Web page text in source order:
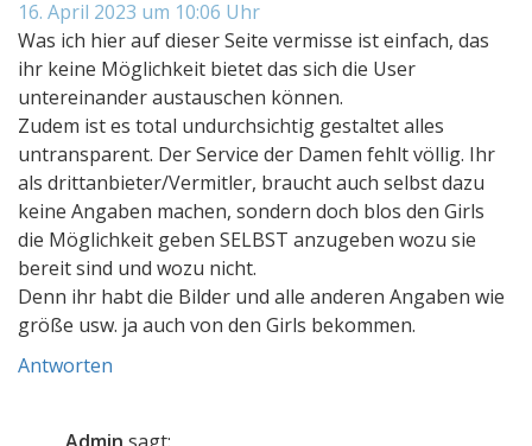
16. April 2023 um 10:06 Uhr
Was ich hier auf dieser Seite vermisse ist einfach, das
ihr keine Möglichkeit bietet das sich die User
untereinander austauschen können.
Zudem ist es total undurchsichtig gestaltet alles
untransparent. Der Service der Damen fehlt völlig. Ihr
als drittanbieter/Vermitler, braucht auch selbst dazu
keine Angaben machen, sondern doch blos den Girls
die Möglichkeit geben SELBST anzugeben wozu sie
bereit sind und wozu nicht.
Denn ihr habt die Bilder und alle anderen Angaben wie
größe usw. ja auch von den Girls bekommen.
Antworten
Admin sagt: